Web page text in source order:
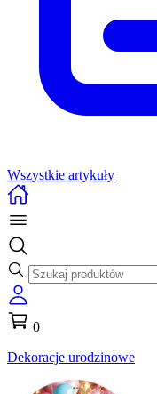
Wszystkie artykuły
0
Dekoracje urodzinowe